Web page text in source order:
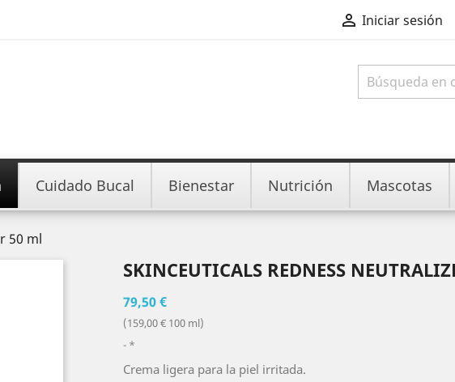
 Iniciar sesión
Cuidado Bucal Bienestar Nutrición Mascotas
50 ml
SKINCEUTICALS REDNESS
79,50 €
(159,00 € 100 ml)
*
Crema ligera para la piel irritada.